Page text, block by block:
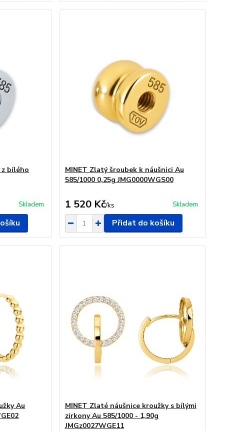
z bílého
Skladem
MINET Zlatý šroubek k náušnici Au
585/1000 0,25g JMG0000WGS00
1 520 Kč/ks Skladem
Přidat do košíku
Au
MINET Zlaté náušnice kroužky s bílými
zirkony Au 585/1000 - 1,90g
JMGz0027WGE11